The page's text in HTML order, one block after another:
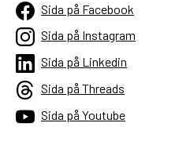
Sida på Facebook
Sida på Instagram
Sida på Linkedin
Sida på Threads
Sida på Youtube